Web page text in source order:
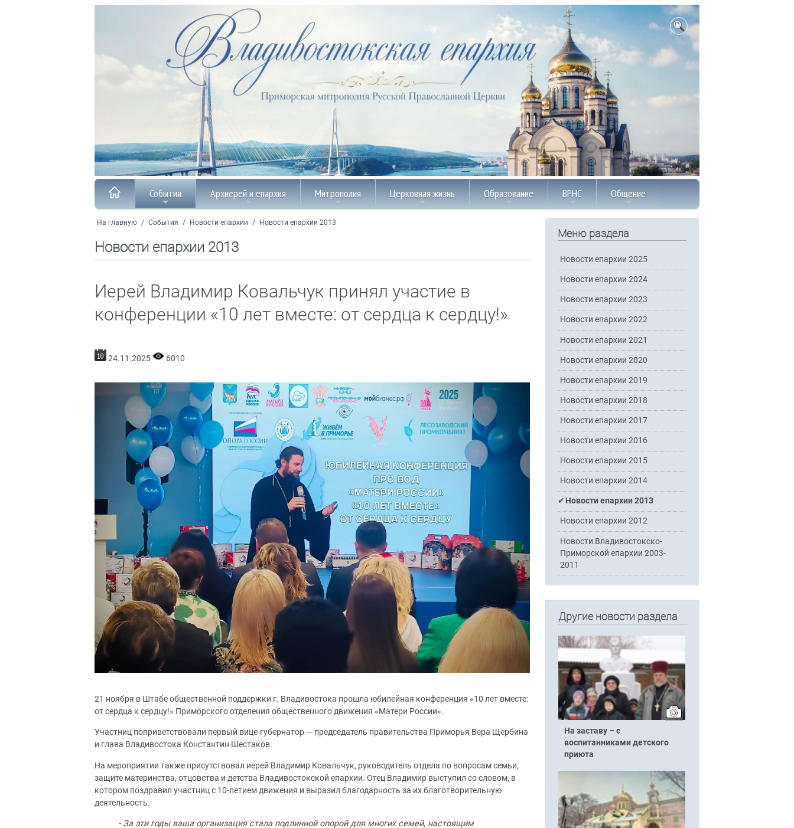
События Архиерей и епархия Митрополия Церковная жизнь Образование ВРНС Общение
На главную / События / Новости епархии / Новости епархии 2013
Новости епархии 2013
Иерей Владимир Ковальчук принял участие в
конференции «10 лет вместе: от сердца к сердцу!»
24.11.2025 6010
21 ноября в Штабе общественной поддержки г. Владивостока прошла юбилейная конференция «10 лет вместе:
от сердца к сердцу!» Приморского отделения общественного движения «Матери России».
Участниц поприветствовали первый вице-губернатор — председатель правительства Приморья Вера Щербина
и глава Владивостока Константин Шестаков.
На мероприятии также присутствовал иерей Владимир Ковальчук, руководитель отдела по вопросам семьи,
защите материнства, отцовства и детства Владивостокской епархии. Отец Владимир выступил со словом, в
котором поздравил участниц с 10-летием движения и выразил благодарность за их благотворительную
деятельность.
- За эти годы ваша организация стала подлинной опорой для многих семей, настоящим
Меню раздела
Новости епархии 2025
Новости епархии 2024
Новости епархии 2023
Новости епархии 2022
Новости епархии 2021
Новости епархии 2020
Новости епархии 2019
Новости епархии 2018
Новости епархии 2017
Новости епархии 2016
Новости епархии 2015
Новости епархии 2014
Новости епархии 2013
Новости епархии 2012
Новости Владивостокско-
Приморской епархии 2003-
2011
Другие новости раздела
На заставу – с
воспитанниками детского
приюта